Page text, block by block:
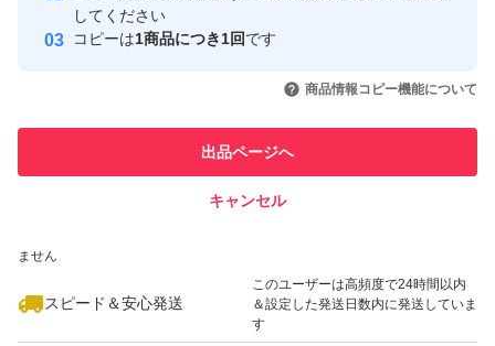
取引実績
引を完了させた実績があります
での取引実績があります
ません
スピード＆安心発送
このユーザーは高頻度で24時間以内
＆設定した発送日数内に発送していま
す
してください
コピーは1商品につき1回です
商品情報コピー機能について
出品ページへ
キャンセル